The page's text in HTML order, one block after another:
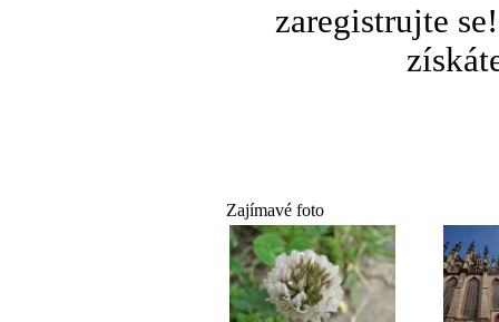
zaregistrujte
Zajímavé foto